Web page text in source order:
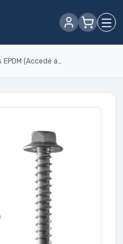
TA99 - Arosellos EPDM (Accedé a este precio adquiriendo la misma cantidad de Tornillos Hexagonales Vuelo Grande SIN ensamblar)